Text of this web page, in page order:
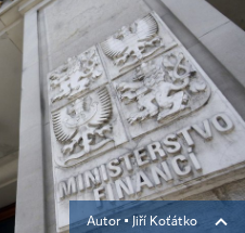
Autor ▪ Jiří Koťátko